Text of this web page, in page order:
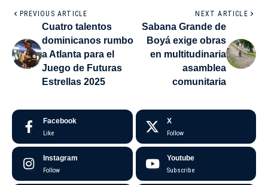
PREVIOUS ARTICLE
Cuatro talentos
dominicanos rumbo
a Atlanta para el
Juego de Futuras
Estrellas 2025
NEXT ARTICLE
Sabana Grande de
Boyá exige obras
en multitudinaria
asamblea
comunitaria
Facebook
Like
X
Follow
Instagram
Follow
Youtube
Subscribe